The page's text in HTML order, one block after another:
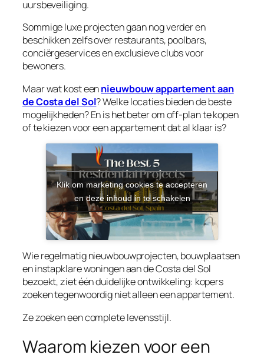
uursbeveiliging.
Sommige luxe projecten gaan nog verder en
beschikken zelfs over restaurants, poolbars,
conciërgeservices en exclusieve clubs voor
bewoners.
Maar wat kost eennieuwbouw appartement aan
de Costa del Sol? Welke locaties bieden de beste
mogelijkheden? En is het beter om off-plan te kopen
of te kiezen voor een appartement dat al klaar is?
Klik om marketing cookies te accepteren
en deze inhoud in te schakelen
Wie regelmatig nieuwbouwprojecten, bouwplaatsen
en instapklare woningen aan de Costa del Sol
bezoekt, ziet één duidelijke ontwikkeling: kopers
zoeken tegenwoordig niet alleen een appartement.
Ze zoeken een complete levensstijl.
Waarom kiezen voor een